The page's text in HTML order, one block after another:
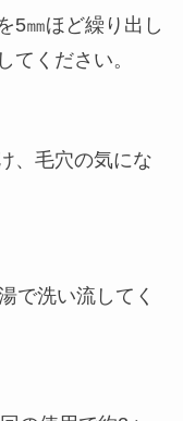
5㎜ほど繰り出し
てください。
、毛穴の気にな
で洗い流してく